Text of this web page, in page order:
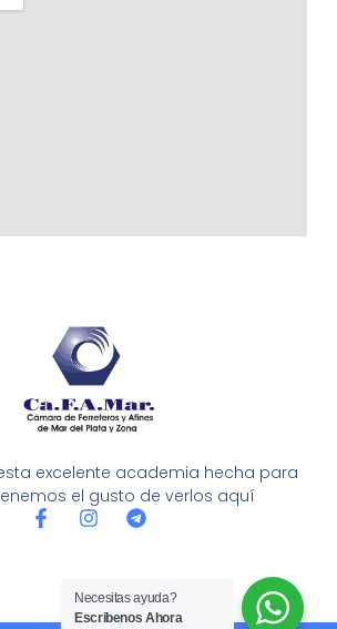
excelente academia hecha para
el gusto de verlos aquí
F
I
a
g
T
g
r
Necesitas ayuda?
Escribenos Ahora